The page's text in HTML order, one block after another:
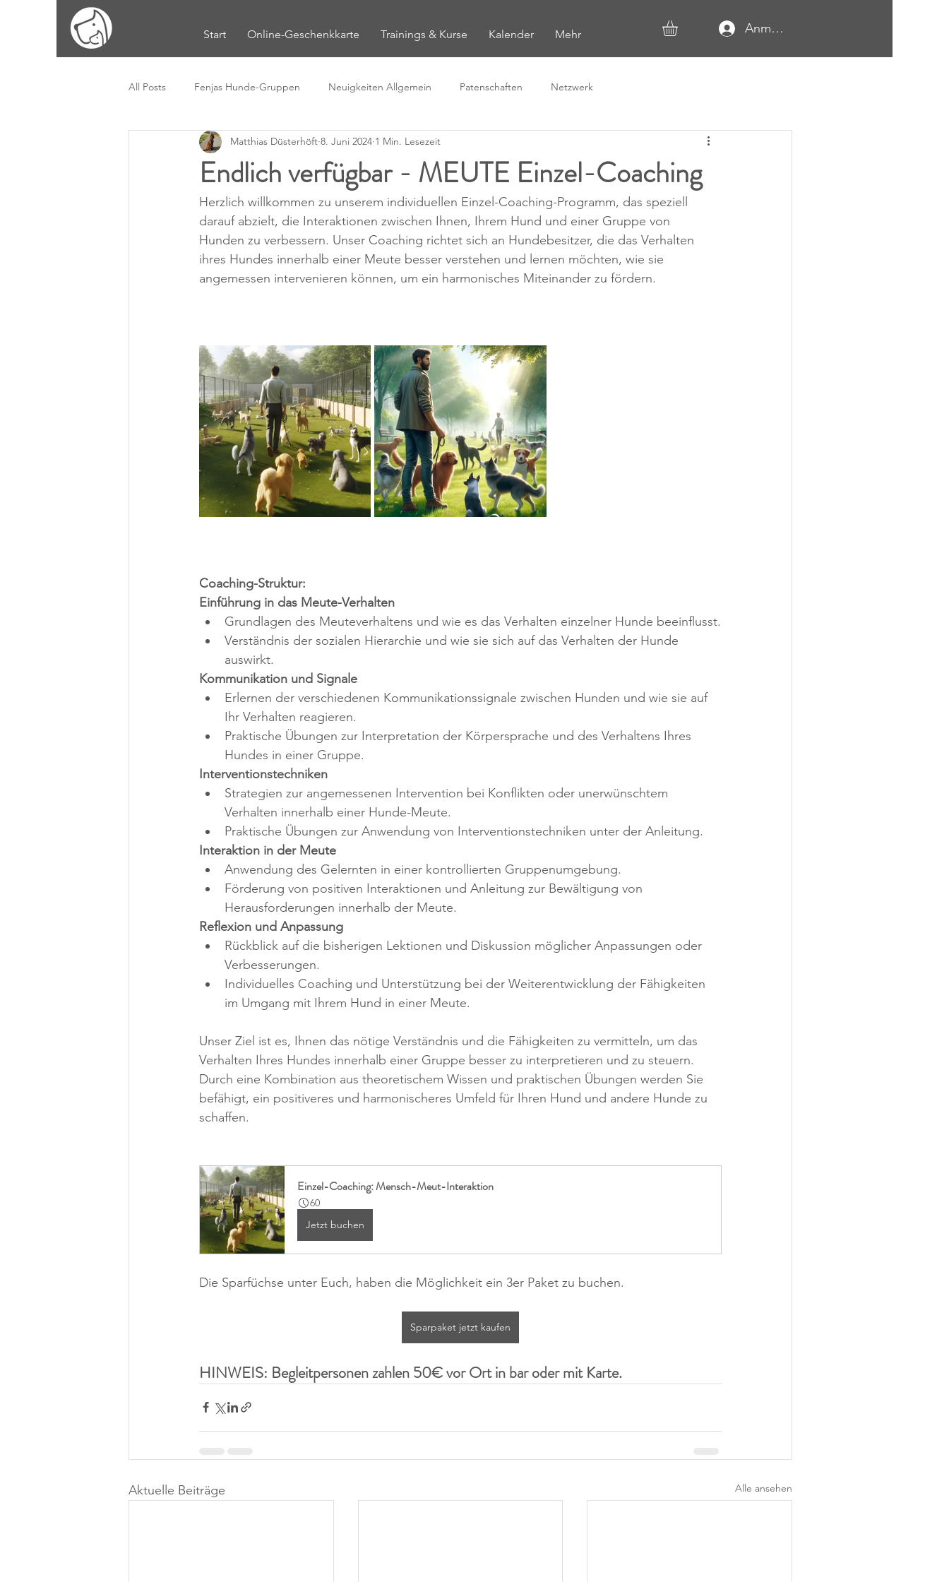
Start Online-Geschenkkarte Trainings & Kurse Kalender Mehr Anmelden
All Posts Fenjas Hunde-Gruppen Neuigkeiten Allgemein Patenschaften Netzwerk
Endlich verfügbar - MEUTE Einzel-Coaching
Matthias Düsterhöft 8. Juni 2024 1 Min. Lesezeit
Herzlich willkommen zu unserem individuellen Einzel-Coaching-Programm, das speziell
darauf abzielt, die Interaktionen zwischen Ihnen, Ihrem Hund und einer Gruppe von
Hunden zu verbessern. Unser Coaching richtet sich an Hundebesitzer, die das Verhalten
ihres Hundes innerhalb einer Meute besser verstehen und lernen möchten, wie sie
angemessen intervenieren können, um ein harmonisches Miteinander zu fördern.
Coaching-Struktur:
Einführung in das Meute-Verhalten
Grundlagen des Meuteverhaltens und wie es das Verhalten einzelner Hunde beeinflusst.
Verständnis der sozialen Hierarchie und wie sie sich auf das Verhalten der Hunde
auswirkt.
Kommunikation und Signale
Erlernen der verschiedenen Kommunikationssignale zwischen Hunden und wie sie auf
Ihr Verhalten reagieren.
Praktische Übungen zur Interpretation der Körpersprache und des Verhaltens Ihres
Hundes in einer Gruppe.
Interventionstechniken
Strategien zur angemessenen Intervention bei Konflikten oder unerwünschtem
Verhalten innerhalb einer Hunde-Meute.
Praktische Übungen zur Anwendung von Interventionstechniken unter der Anleitung.
Interaktion in der Meute
Anwendung des Gelernten in einer kontrollierten Gruppenumgebung.
Förderung von positiven Interaktionen und Anleitung zur Bewältigung von
Herausforderungen innerhalb der Meute.
Reflexion und Anpassung
Rückblick auf die bisherigen Lektionen und Diskussion möglicher Anpassungen oder
Verbesserungen.
Individuelles Coaching und Unterstützung bei der Weiterentwicklung der Fähigkeiten
im Umgang mit Ihrem Hund in einer Meute.
Unser Ziel ist es, Ihnen das nötige Verständnis und die Fähigkeiten zu vermitteln, um das
Verhalten Ihres Hundes innerhalb einer Gruppe besser zu interpretieren und zu steuern.
Durch eine Kombination aus theoretischem Wissen und praktischen Übungen werden Sie
befähigt, ein positiveres und harmonischeres Umfeld für Ihren Hund und andere Hunde zu
schaffen.
Einzel-Coaching: Mensch-Meut-Interaktion
60
Jetzt buchen
Die Sparfüchse unter Euch, haben die Möglichkeit ein 3er Paket zu buchen.
Sparpaket jetzt kaufen
HINWEIS: Begleitpersonen zahlen 50€ vor Ort in bar oder mit Karte.
Aktuelle Beiträge Alle ansehen